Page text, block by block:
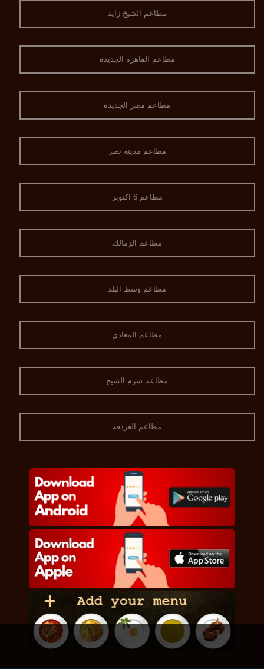
مطاعم الشيخ زايد
مطاعم القاهرة الجديدة
مطاعم مصر الجديدة
مطاعم مدينة نصر
مطاعم 6 اكتوبر
مطاعم الزمالك
مطاعم وسط البلد
مطاعم المعادي
مطاعم شرم الشيخ
مطاعم الغردقه